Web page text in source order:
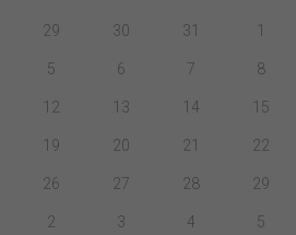
29 30 31 1
5 6 7 8
12 13 14 15
19 20 21 22
26 27 28 29
2 3 4 5